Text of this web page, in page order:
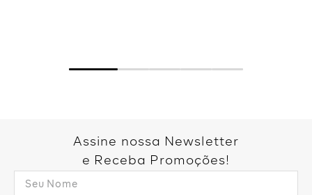
Assine nossa Newsletter
e Receba Promoções!